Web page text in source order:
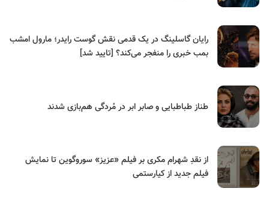
رایان گاسلینگ در یک قدمی نقش گوست رایدر؛ مارول امشب
بمب خبری را منفجر می‌کند؟ [تایید شد]
طناز طباطبایی و صابر ابر در مُردگی هم‌بازی شدند
از نقدِ شهرام مکری بر فیلم «عزیز» سوروگوین تا نمایش
فیلم جدید از کیارستمی